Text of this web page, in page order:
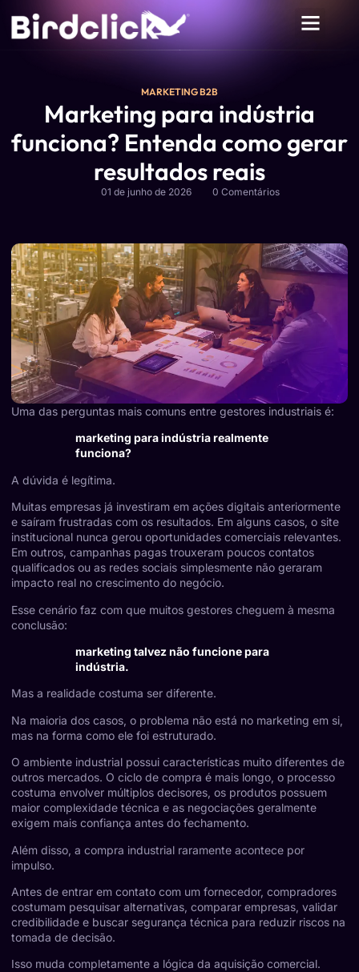
MARKETING B2B
Marketing para indústria
funciona? Entenda como gerar
resultados reais
01 de junho de 2026 0 Comentários
Uma das perguntas mais comuns entre gestores industriais é:
marketing para indústria realmente
funciona?
A dúvida é legítima.
Muitas empresas já investiram em ações digitais anteriormente
e saíram frustradas com os resultados. Em alguns casos, o site
institucional nunca gerou oportunidades comerciais relevantes.
Em outros, campanhas pagas trouxeram poucos contatos
qualificados ou as redes sociais simplesmente não geraram
impacto real no crescimento do negócio.
Esse cenário faz com que muitos gestores cheguem à mesma
conclusão:
marketing talvez não funcione para
indústria.
Mas a realidade costuma ser diferente.
Na maioria dos casos, o problema não está no marketing em si,
mas na forma como ele foi estruturado.
O ambiente industrial possui características muito diferentes de
outros mercados. O ciclo de compra é mais longo, o processo
costuma envolver múltiplos decisores, os produtos possuem
maior complexidade técnica e as negociações geralmente
exigem mais confiança antes do fechamento.
Além disso, a compra industrial raramente acontece por
impulso.
Antes de entrar em contato com um fornecedor, compradores
costumam pesquisar alternativas, comparar empresas, validar
credibilidade e buscar segurança técnica para reduzir riscos na
tomada de decisão.
Isso muda completamente a lógica da aquisição comercial.